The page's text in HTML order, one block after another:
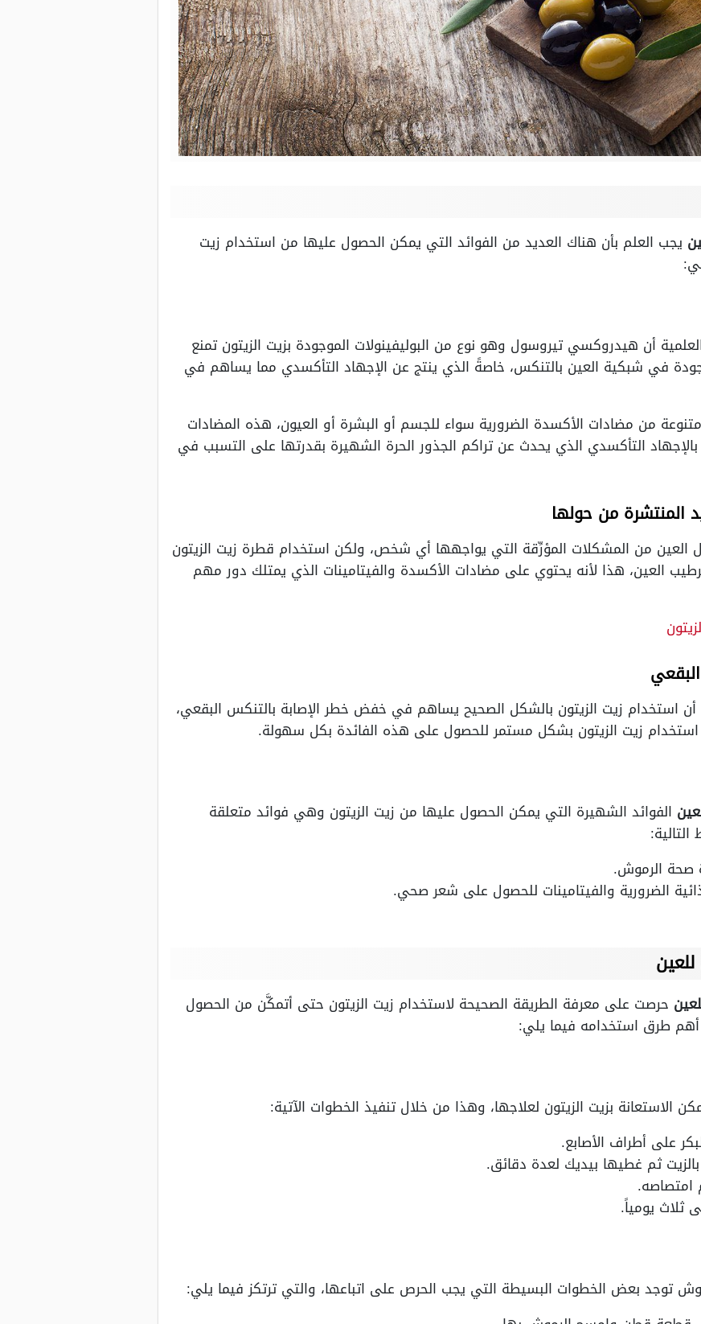
يجب العلم بأن هناك العديد من الفوائد التي يمكن الحصول عليها من استخدام زيت
أن هيدروكسي تيروسول وهو نوع من البوليفينولات الموجودة بزيت الزيتون تمنع
في شبكية العين بالتنكس، خاصةً الذي ينتج عن الإجهاد التأكسدي مما يساهم في
من مضادات الأكسدة الضرورية سواء للجسم أو البشرة أو العيون، هذه المضادات
التأكسدي الذي يحدث عن تراكم الجذور الحرة الشهيرة بقدرتها على التسبب في
المنتشرة من حولها
من المشكلات المؤرِّقة التي يواجهها أي شخص، ولكن استخدام قطرة زيت الزيتون
العين، هذا لأنه يحتوي على مضادات الأكسدة والفيتامينات الذي يمتلك دور مهم
أن استخدام زيت الزيتون بالشكل الصحيح يساهم في خفض خطر الإصابة بالتنكس البقعي،
زيت الزيتون بشكل مستمر للحصول على هذه الفائدة بكل سهولة.
الفوائد الشهيرة التي يمكن الحصول عليها من زيت الزيتون وهي فوائد متعلقة
صحة الرموش.
الضرورية والفيتامينات للحصول على شعر صحي.
حرصت على معرفة الطريقة الصحيحة لاستخدام زيت الزيتون حتى أتمكَّن من الحصول
أهم طرق استخدامه فيما يلي:
الاستعانة بزيت الزيتون لعلاجها، وهذا من خلال تنفيذ الخطوات الآتية:
على أطراف الأصابع.
ثم غطيها بيديك لعدة دقائق.
امتصاصه.
ثلاث يومياً.
توجد بعض الخطوات البسيطة التي يجب الحرص على اتباعها، والتي ترتكز فيما يلي: